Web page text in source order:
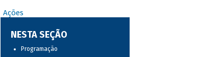
Ações
NESTA SEÇÃO
Programação